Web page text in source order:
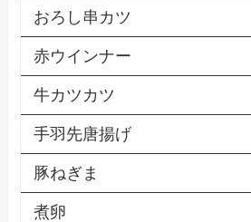
おろし串カツ
赤ウインナー
牛カツカツ
手羽先唐揚げ
豚ねぎま
煮卵